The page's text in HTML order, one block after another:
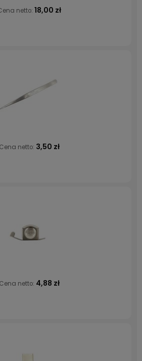
netto: 18,00 zł
Cena netto: 3,50 zł
Cena netto: 4,88 zł